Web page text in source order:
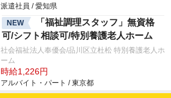
派遣社員 / 愛知県
NEW
「福祉調理スタッフ」無資格
可/シフト相談可/特別養護老人ホーム
社会福祉法人奉優会/品川区立杜松 特別養護老人ホ
ーム
時給1,226円
アルバイト・パート / 東京都